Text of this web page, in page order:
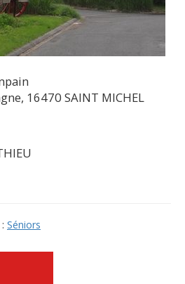
16470 SAINT MICHEL
Séniors